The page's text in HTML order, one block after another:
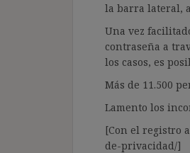
la barra lateral, a
Una vez
contraseña a
los casos, es
Más de 11.500
Lamento los
[Con el registro
de-privacidad/]